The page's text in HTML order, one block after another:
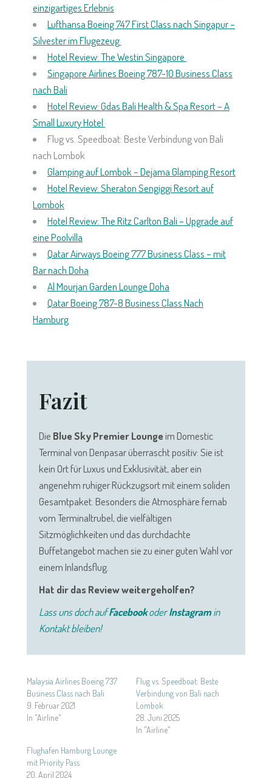
einzigartiges Erlebnis
Lufthansa Boeing 747 First Class nach Singapur –
Silvester im Flugezeug
Hotel Review: The Westin Singapore
Singapore Airlines Boeing 787-10 Business Class
nach Bali
Hotel Review: Gdas Bali Health & Spa Resort – A
Small Luxury Hotel
Flug vs. Speedboat: Beste Verbindung von Bali
nach Lombok
Glamping auf Lombok – Dejama Glamping Resort
Hotel Review: Sheraton Sengiggi Resort auf
Lombok
Hotel Review: The Ritz Carlton Bali – Upgrade auf
eine Poolvilla
Qatar Airways Boeing 777 Business Class – mit
Bar nach Doha
Al Mourjan Garden Lounge Doha
Qatar Boeing 787-8 Business Class Nach
Hamburg
Fazit
Die Blue Sky Premier Loungeim Domestic
Terminal von Denpasar überrascht positiv: Sie ist
kein Ort für Luxus und Exklusivität, aber ein
angenehm ruhiger Rückzugsort mit einem soliden
Gesamtpaket. Besonders die Atmosphäre fernab
vom Terminaltrubel, die vielfältigen
Sitzmöglichkeiten und das durchdachte
Buffetangebot machen sie zu einer guten Wahl vor
einem Inlandsflug.
Hat dir das Review weitergeholfen?
Lass uns doch aufFacebookoderInstagramin
Kontakt bleiben!
Malaysia Airlines Boeing 737
Business Class nach Bali
9. Februar 2021
In "Airline"
Flug vs. Speedboat: Beste
Verbindung von Bali nach
Lombok
28. Juni 2025
In "Airline"
Flughafen Hamburg Lounge
mit Priority Pass
20. April 2024